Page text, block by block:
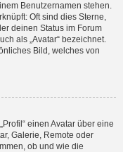
Benutzernamen stehen.
Oft sind dies Sterne,
deinen Status im Forum
als „Avatar“ bezeichnet.
Bild, welches von
einen Avatar über eine
Galerie, Remote oder
ob und wie die